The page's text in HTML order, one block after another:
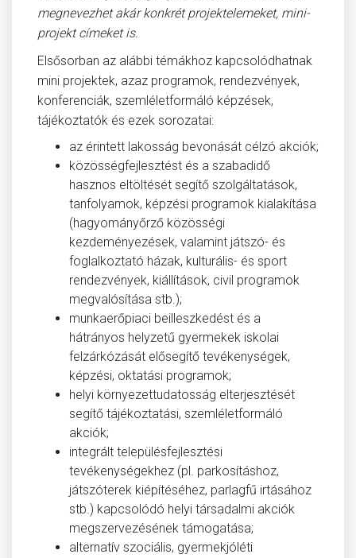
megnevezhet akár konkrét projektelemeket, mini-
projekt címeket is.
Elsősorban az alábbi témákhoz kapcsolódhatnak
mini projektek, azaz programok, rendezvények,
konferenciák, szemléletformáló képzések,
tájékoztatók és ezek sorozatai:
az érintett lakosság bevonását célzó akciók;
közösségfejlesztést és a szabadidő
hasznos eltöltését segítő szolgáltatások,
tanfolyamok, képzési programok kialakítása
(hagyományőrző közösségi
kezdeményezések, valamint játszó- és
foglalkoztató házak, kulturális- és sport
rendezvények, kiállítások, civil programok
megvalósítása stb.);
munkaerőpiaci beilleszkedést és a
hátrányos helyzetű gyermekek iskolai
felzárkózását elősegítő tevékenységek,
képzési, oktatási programok;
helyi környezettudatosság elterjesztését
segítő tájékoztatási, szemléletformáló
akciók;
integrált településfejlesztési
tevékenységekhez (pl. parkosításhoz,
játszóterek kiépítéséhez, parlagfű irtásához
stb.) kapcsolódó helyi társadalmi akciók
megszervezésének támogatása;
alternatív szociális, gyermekjóléti